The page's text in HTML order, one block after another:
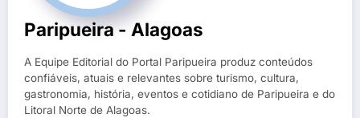
Paripueira - Alagoas
A Equipe Editorial do Portal Paripueira produz conteúdos
confiáveis, atuais e relevantes sobre turismo, cultura,
gastronomia, história, eventos e cotidiano de Paripueira e do
Litoral Norte de Alagoas.